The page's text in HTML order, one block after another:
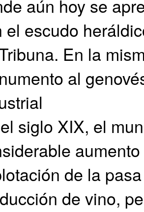
aún hoy se
el escudo
En la
al
siglo XIX, el
de la
de vino,